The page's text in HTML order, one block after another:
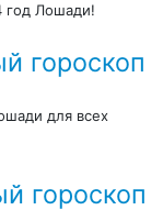
год Лошади!
гороскоп
для всех
гороскоп